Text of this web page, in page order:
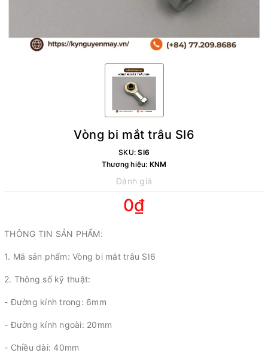
Vòng bi mắt trâu SI6
SKU:SI6
Thương hiệu: KNM
Đánh giá
0₫
THÔNG TIN SẢN PHẨM:
1. Mã sản phẩm: Vòng bi mắt trâu SI6
2. Thông số kỹ thuật:
- Đường kính trong: 6mm
- Đường kính ngoài: 20mm
- Chiều dài: 40mm